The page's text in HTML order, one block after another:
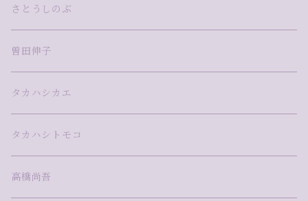
さとうしのぶ
曽田伸子
タカハシカエ
タカハシトモコ
高橋尚吾